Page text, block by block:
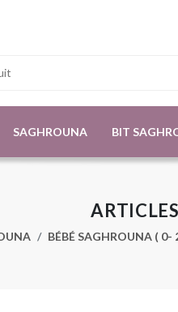
SAGHROUNA BIT
ARTICLES
BÉBÉ SAGHROUNA ( 0-